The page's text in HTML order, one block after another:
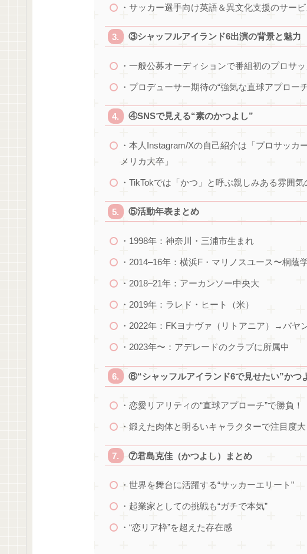
・サッカー選手向け英語＆異文化支援のサー
③シャッフルアイランド6出演の背景と魅力
・一般公募オーディションで番組初のプロサ
・プロデューサー期待の“強気な直球アプロー
④SNSで見える“素のかつよし”
・本人Instagram/Xの自己紹介は「プロサッカ
メリカ大卒」
・TikTokでは「かつ」と呼ぶ親しみある雰囲
⑤活動年表まとめ
・1998年：神奈川・三浦市生まれ
・2014–16年：横浜F・マリノスユース〜桐蔭
・2018–21年：アーカンソー中央大
・2019年：ラレド・ヒート（米）
・2022年：FKヨナヴァ（リトアニア）→バヤ
・2023年〜：アデレードのクラブに所属中
⑥“シャッフルアイランド6で見せたい”かつ
・恋愛リアリティの“直球アプローチ”で勝負！
・鍛えた肉体と明るいキャラクターで注目度大
⑦君島克佳（かつよし）まとめ
・世界を舞台に活躍する“サッカーエリート”
・起業家としての挑戦も“ガチで本気”
・“恋リア枠”を超えた存在感